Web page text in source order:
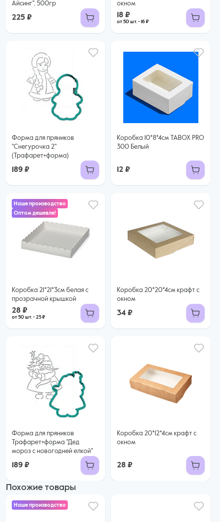
Айсинг", 500гр
225 ₽
окном
18 ₽
от 50 шт. - 16 ₽
Форма для пряников
"Снегурочка 2"
(Трафарет+форма)
189 ₽
Коробка 10*8*4см TABOX PRO
300 Белый
12 ₽
Наше производство
Оптом дешевле!
Коробка 21*21*3см белая с
прозрачной крышкой
28 ₽
от 50 шт. - 25 ₽
28 ₽
25 ₽ за шт. при заказе от 50 шт.
Купить оптом
Коробка 20*20*4см крафт с
окном
34 ₽
Форма для пряников
Трафарет+форма "Дед
мороз с новогодней елкой"
189 ₽
Коробка 20*12*4см крафт с
окном
28 ₽
Похожие товары
Наше производство